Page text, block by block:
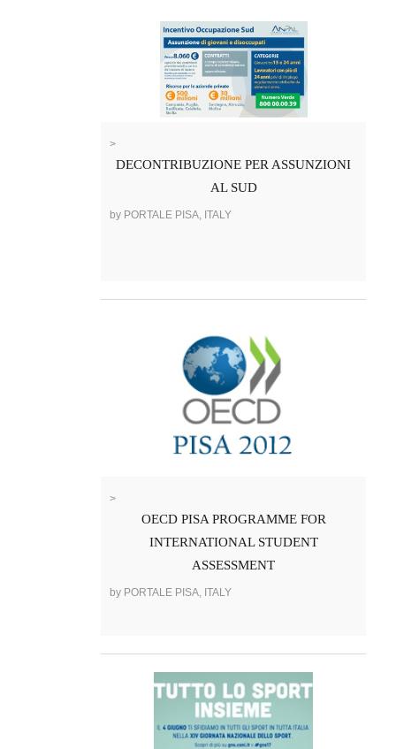
>
DECONTRIBUZIONE PER ASSUNZIONI
AL SUD
by PORTALE PISA, ITALY
>
OECD PISA PROGRAMME FOR
INTERNATIONAL STUDENT
ASSESSMENT
by PORTALE PISA, ITALY